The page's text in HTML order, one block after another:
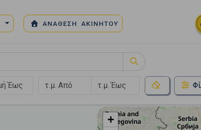
ΑΝΑΘΕΣΗ ΑΚΙΝΗΤΟΥ
+